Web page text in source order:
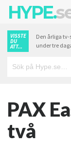
HYPE.
VISSTE
DU
ATT...
Den årliga
under tre
PAX
två